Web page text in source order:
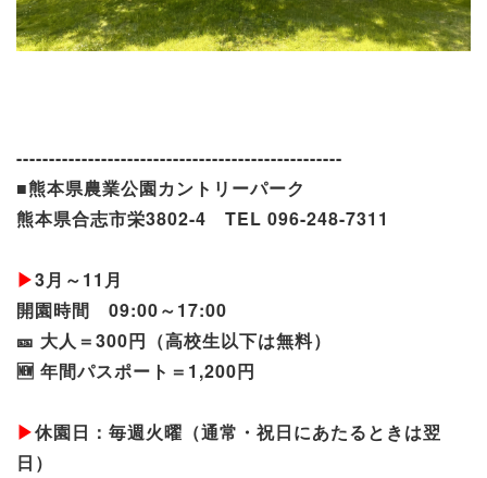
--------------------------------------------------
■熊本県農業公園カントリーパーク
熊本県合志市栄3802-4 TEL 096-248-7311
▶︎3月～11月
開園時間 09:00～17:00
🎫 大人＝300円（高校生以下は無料）
🆕 年間パスポート＝1,200円
▶︎休園日：毎週火曜（通常・祝日にあたるときは翌
日）